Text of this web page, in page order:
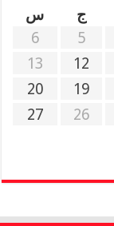
ج
س
5
6
12
13
19
20
26
27